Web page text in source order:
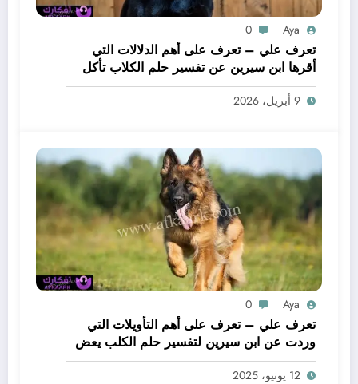
Aya
0
تعرف علي – تعرف على أهم الدلالات التي
أقرها ابن سيرين عن تفسير حلم الكلاب تأكل
لحم – بالتفصيل
9 أبريل، 2026
Aya
0
تعرف علي – تعرف على أهم التأويلات التي
وردت عن ابن سيرين لتفسير حلم الكلب يعض
يدي – بالتفصيل
12 يونيو، 2025